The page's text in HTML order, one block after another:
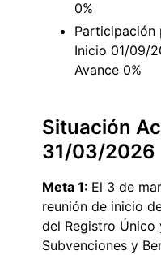
0%
Participación
Inicio 01/09/
Avance 0%
Situación
31/03/2026
Meta 1: El 3 de
reunión de inicio
del Registro Único
Subvenciones y